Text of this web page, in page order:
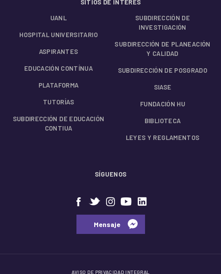
SITIOS DE INTERÉS
UANL
HOSPITAL UNIVERSITARIO
ASPIRANTES
EDUCACIÓN CONTÍNUA
PLATAFORMA
TUTORÍAS
SUBDIRECCIÓN DE EDUCACIÓN
CONTIUA
SUBDIRECCIÓN DE
INVESTIGACIÓN
SUBDIRECCIÓN DE PLANEACIÓN
Y CALIDAD
SUBDIRECCIÓN DE POSGRADO
SIASE
FUNDACIÓN HU
BIBLIOTECA
LEYES Y REGLAMENTOS
SÍGUENOS
⠀⠀Mensaje⠀
AVISO DE PRIVACIDAD INTEGRAL